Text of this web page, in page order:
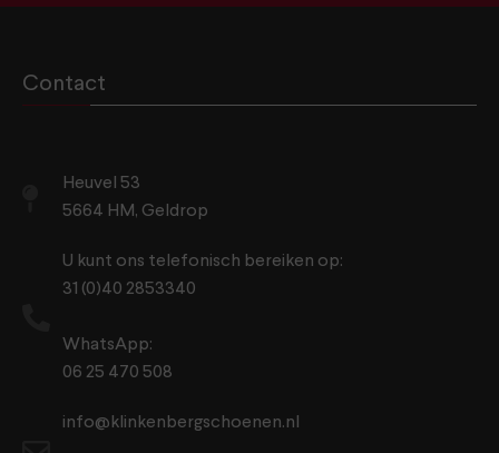
Contact
Heuvel 53
5664 HM, Geldrop
U kunt ons telefonisch bereiken op:
31 (0)40 2853340
WhatsApp:
06 25 470 508
info@klinkenbergschoenen.nl